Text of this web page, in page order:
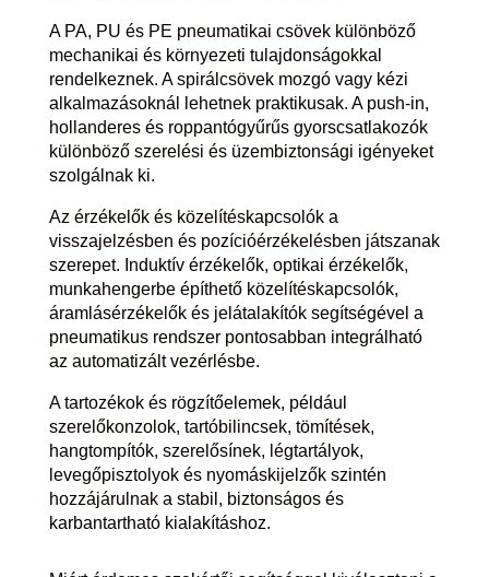
A PA, PU és PE pneumatikai csövek különböző
mechanikai és környezeti tulajdonságokkal
rendelkeznek. A spirálcsövek mozgó vagy kézi
alkalmazásoknál lehetnek praktikusak. A push-in,
hollanderes és roppantógyűrűs gyorscsatlakozók
különböző szerelési és üzembiztonsági igényeket
szolgálnak ki.
Az érzékelők és közelítéskapcsolók a
visszajelzésben és pozícióérzékelésben játszanak
szerepet. Induktív érzékelők, optikai érzékelők,
munkahengerbe építhető közelítéskapcsolók,
áramlásérzékelők és jelátalakítók segítségével a
pneumatikus rendszer pontosabban integrálható
az automatizált vezérlésbe.
A tartozékok és rögzítőelemek, például
szerelőkonzolok, tartóbilincsek, tömítések,
hangtompítók, szerelősínek, légtartályok,
levegőpisztolyok és nyomáskijelzők szintén
hozzájárulnak a stabil, biztonságos és
karbantartható kialakításhoz.